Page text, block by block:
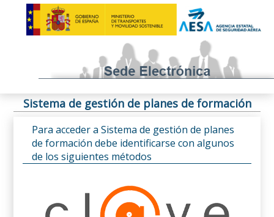
Sistema de gestión de planes de formación
Para acceder a Sistema de gestión de planes
de formación debe identificarse con algunos
de los siguientes métodos